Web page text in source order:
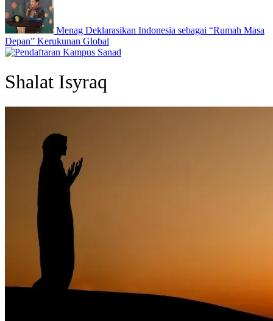
Menag Deklarasikan Indonesia sebagai “Rumah Masa
Depan” Kerukunan Global
Shalat Isyraq